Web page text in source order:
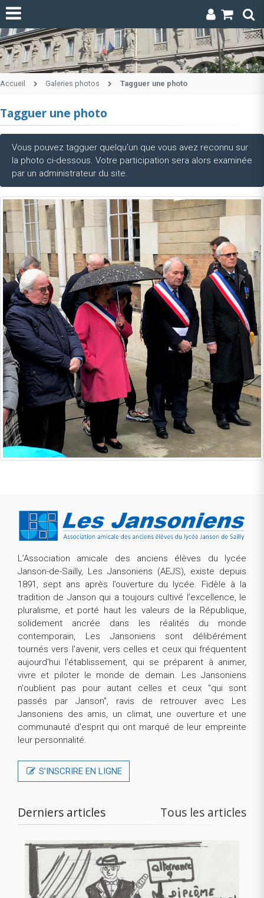
Accueil Galeries photos Tagguer une photo
Tagguer une photo
Vous pouvez tagguer quelqu'un que vous avez reconnu sur
la photo ci-dessous. Votre participation sera alors examinée
par un administrateur du site.
L’Association amicale des anciens élèves du lycée
Janson-de-Sailly, Les Jansoniens (AEJS), existe depuis
1891, sept ans après l’ouverture du lycée. Fidèle à la
tradition de Janson qui a toujours cultivé l’excellence, le
pluralisme, et porté haut les valeurs de la République,
solidement ancrée dans les réalités du monde
contemporain, Les Jansoniens sont délibérément
tournés vers l’avenir, vers celles et ceux qui fréquentent
aujourd'hui l'établissement, qui se préparent à animer,
vivre et piloter le monde de demain. Les Jansoniens
n'oublient pas pour autant celles et ceux "qui sont
passés par Janson", ravis de retrouver avec Les
Jansoniens des amis, un climat, une ouverture et une
communauté d'esprit qui ont marqué de leur empreinte
leur personnalité.
S’INSCRIRE EN LIGNE
Derniers articles Tous les articles